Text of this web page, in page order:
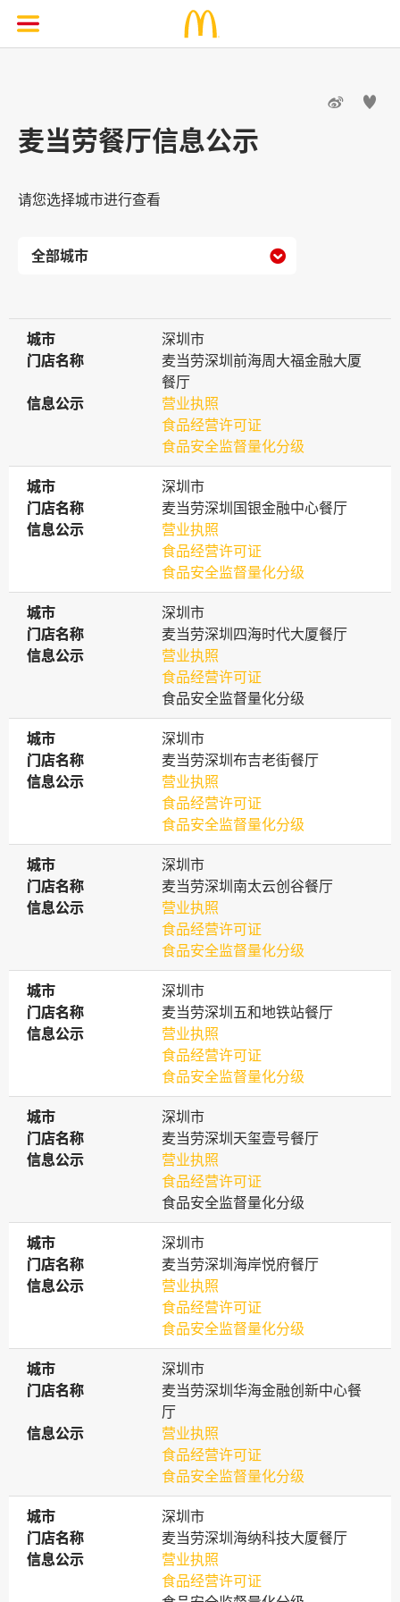
 
麦当劳餐厅信息公示
请您选择城市进行查看

城市
城市
深圳市
门店名称
门店名称
麦当劳深圳前海周大福金融大厦
餐厅
信息公示
信息公示
营业执照
食品经营许可证
食品安全监督量化分级
城市
城市
深圳市
门店名称
门店名称
麦当劳深圳国银金融中心餐厅
信息公示
信息公示
营业执照
食品经营许可证
食品安全监督量化分级
城市
城市
深圳市
门店名称
门店名称
麦当劳深圳四海时代大厦餐厅
信息公示
信息公示
营业执照
食品经营许可证
食品安全监督量化分级
城市
城市
深圳市
门店名称
门店名称
麦当劳深圳布吉老街餐厅
信息公示
信息公示
营业执照
食品经营许可证
食品安全监督量化分级
城市
城市
深圳市
门店名称
门店名称
麦当劳深圳南太云创谷餐厅
信息公示
信息公示
营业执照
食品经营许可证
食品安全监督量化分级
城市
城市
深圳市
门店名称
门店名称
麦当劳深圳五和地铁站餐厅
信息公示
信息公示
营业执照
食品经营许可证
食品安全监督量化分级
城市
城市
深圳市
门店名称
门店名称
麦当劳深圳天玺壹号餐厅
信息公示
信息公示
营业执照
食品经营许可证
食品安全监督量化分级
城市
城市
深圳市
门店名称
门店名称
麦当劳深圳海岸悦府餐厅
信息公示
信息公示
营业执照
食品经营许可证
食品安全监督量化分级
城市
城市
深圳市
门店名称
门店名称
麦当劳深圳华海金融创新中心餐
厅
信息公示
信息公示
营业执照
食品经营许可证
食品安全监督量化分级
城市
城市
深圳市
门店名称
门店名称
麦当劳深圳海纳科技大厦餐厅
信息公示
信息公示
营业执照
食品经营许可证